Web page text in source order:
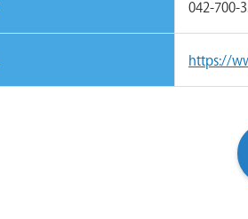
042-700-
https://